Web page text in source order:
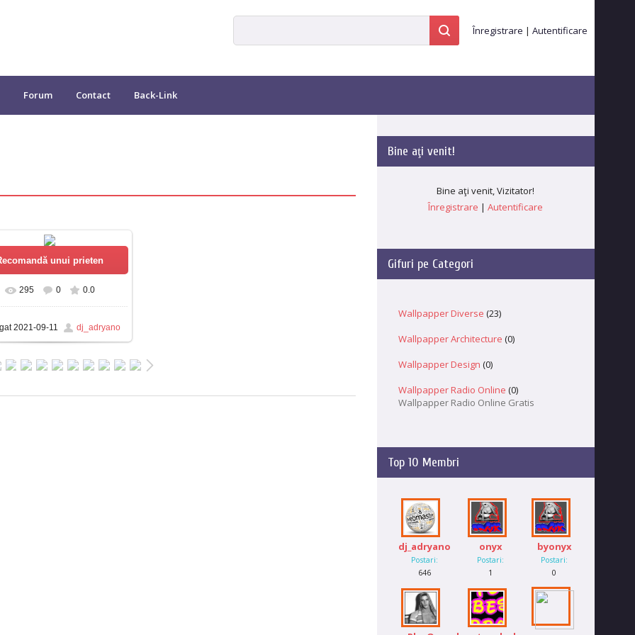
Înregistrare | Autentificare
Forum Contact Back-Link
295 0 0.0
2021-09-11 dj_adryano
Bine aţi venit!
Bine aţi venit,Vizitator!
Înregistrare | Autentificare
Gifuri pe Categori
Wallpapper Diverse (23)
Wallpapper Architecture (0)
Wallpapper Design (0)
Wallpapper Radio Online (0)
Wallpapper Radio Online Gratis
Top 10 Membri
dj_adryano
Postari:
646
onyx
Postari:
1
byonyx
Postari:
0